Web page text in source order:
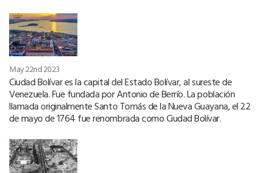
May 22nd 2023
Ciudad Bolívar es la capital del Estado Bolívar, al sureste de
Venezuela. Fue fundada por Antonio de Berrío. La población
llamada originalmente Santo Tomás de la Nueva Guayana, el 22
de mayo de 1764 fue renombrada como Ciudad Bolívar.